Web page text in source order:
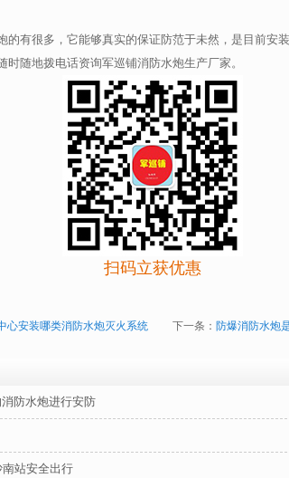
有很多，它能够真实的保证防范于未然，是目前安
随地拨电话资询军巡铺消防水炮生产厂家。
扫码立获优惠
心安装哪类消防水炮灭火系统 下一条： 防爆消防水炮
防水炮进行安防
站安全出行